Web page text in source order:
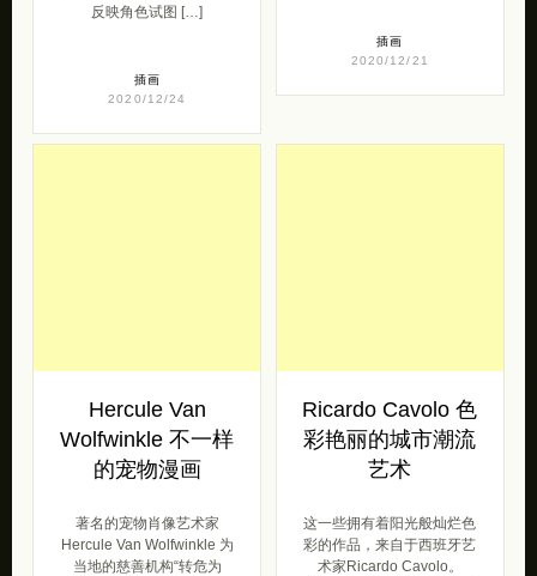
反映角色试图 […]
插画
2020/12/24
插画
2020/12/21
Hercule Van
Wolfwinkle 不一样
的宠物漫画
著名的宠物肖像艺术家
Hercule Van Wolfwinkle 为
当地的慈善机构“转危为
Ricardo Cavolo 色
彩艳丽的城市潮流
艺术
这一些拥有着阳光般灿烂色
彩的作品，来自于西班牙艺
术家Ricardo Cavolo。